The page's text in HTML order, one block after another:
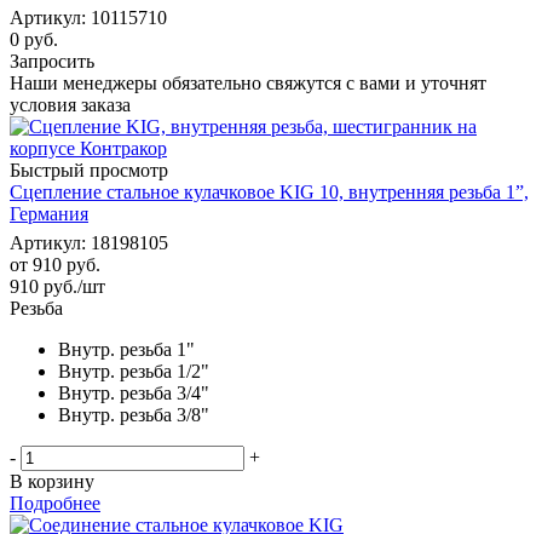
Артикул: 10115710
0 руб.
Запросить
Наши менеджеры обязательно свяжутся с вами и уточнят
условия заказа
Быстрый просмотр
Сцепление стальное кулачковое KIG 10, внутренняя резьба 1”,
Германия
Артикул: 18198105
от 910 руб.
910 руб./шт
Резьба
Внутр. резьба 1"
Внутр. резьба 1/2"
Внутр. резьба 3/4"
Внутр. резьба 3/8"
-
+
В корзину
Подробнее